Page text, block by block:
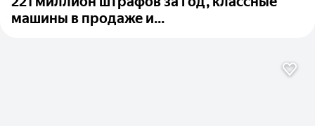
машины в продаже и...